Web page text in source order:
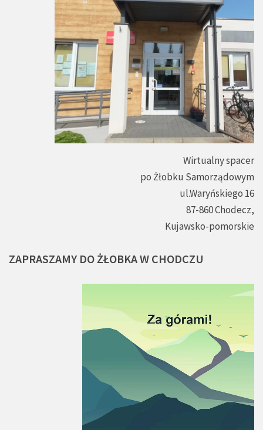
Wirtualny spacer
po Żłobku Samorządowym
ul.Waryńskiego 16
87-860 Chodecz,
Kujawsko-pomorskie
ZAPRASZAMY DOŻŁOBKAW CHODCZU